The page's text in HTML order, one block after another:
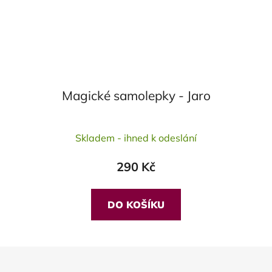
Magické samolepky - Jaro
hodnocení
je
5,0
z
5
Skladem - ihned k odeslání
290 Kč
DO KOŠÍKU